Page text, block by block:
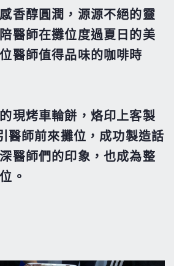
香醇圓潤，源源不絕的靈
醫師在攤位度過夏日的美
醫師值得品味的咖啡時
現烤車輪餅，烙印上客製
醫師前來攤位，成功製造話
醫師們的印象，也成為整
。